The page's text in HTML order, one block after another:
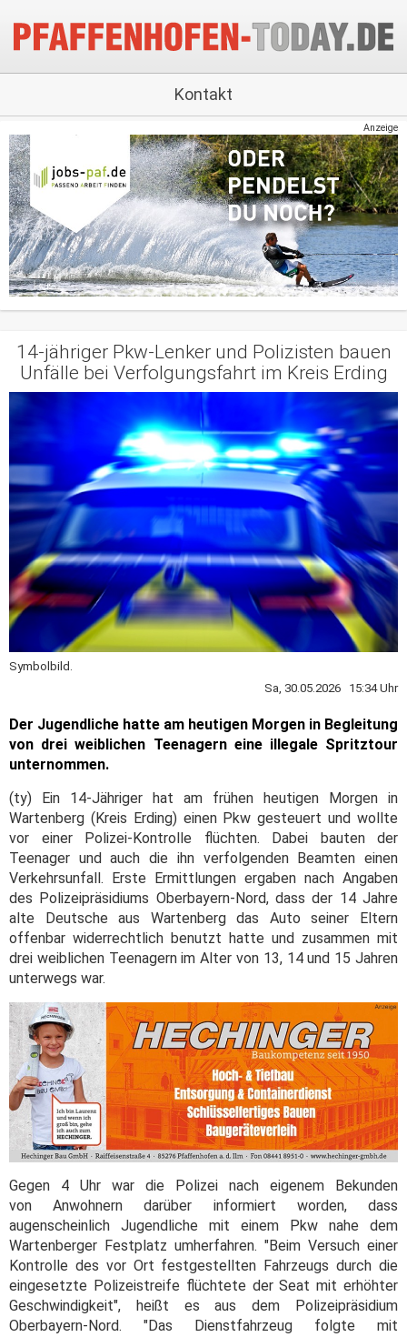
Kontakt
Anzeige
14-jähriger Pkw-Lenker und Polizisten bauen
Unfälle bei Verfolgungsfahrt im Kreis Erding
Symbolbild.
Sa, 30.05.2026 15:34 Uhr
Der Jugendliche hatte am heutigen Morgen in Begleitung
von drei weiblichen Teenagern eine illegale Spritztour
unternommen.
(ty) Ein 14-Jähriger hat am frühen heutigen Morgen in
Wartenberg (Kreis Erding) einen Pkw gesteuert und wollte
vor einer Polizei-Kontrolle flüchten. Dabei bauten der
Teenager und auch die ihn verfolgenden Beamten einen
Verkehrsunfall. Erste Ermittlungen ergaben nach Angaben
des Polizeipräsidiums Oberbayern-Nord, dass der 14 Jahre
alte Deutsche aus Wartenberg das Auto seiner Eltern
offenbar widerrechtlich benutzt hatte und zusammen mit
drei weiblichen Teenagern im Alter von 13, 14 und 15 Jahren
unterwegs war.
Gegen 4 Uhr war die Polizei nach eigenem Bekunden
von Anwohnern darüber informiert worden, dass
augenscheinlich Jugendliche mit einem Pkw nahe dem
Wartenberger Festplatz umherfahren. "Beim Versuch einer
Kontrolle des vor Ort festgestellten Fahrzeugs durch die
eingesetzte Polizeistreife flüchtete der Seat mit erhöhter
Geschwindigkeit", heißt es aus dem Polizeipräsidium
Oberbayern-Nord. "Das Dienstfahrzeug folgte mit